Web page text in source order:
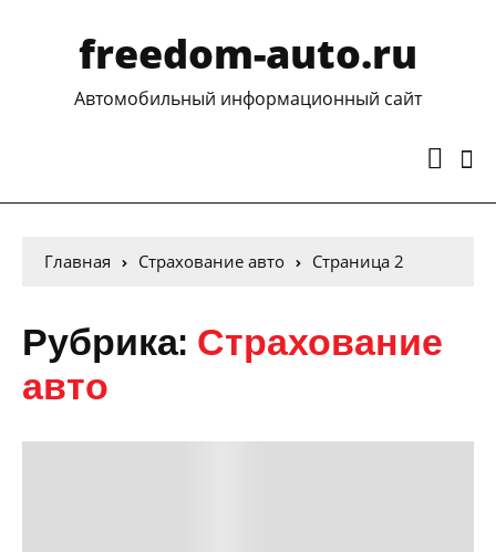
freedom-auto.ru
Автомобильный информационный сайт
Главная Страхование авто Страница 2
Рубрика: Страхование
авто